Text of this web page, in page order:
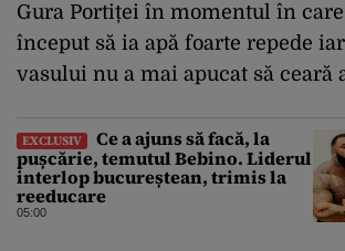
Gura Portiței în momentul în care
început să ia apă foarte repede
vasului nu a mai apucat să ceară
EXCLUSIV
Ce a ajuns să facă, la
pușcărie, temutul Bebino. Liderul
interlop bucureștean, trimis la
reeducare
05:00